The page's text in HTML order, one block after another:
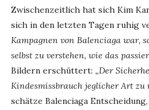
Zwischenzeitlich hat sich Kim
sich in den letzten Tagen ruhig
Kampagnen von Balenciaga war,
selbst zu verstehen, wie das
Bildern erschüttert: „Der
Kindesmissbrauch jeglicher Art zu
schätze Balenciaga